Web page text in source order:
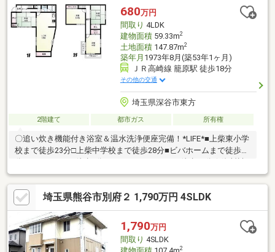
い致します。※ハザードマップ0.0ｍ～0.5ｍに該当しております。
680万円
間取り 4LDK
建物面積59.33m2
土地面積147.87m2
築年月 1973年8月(築53年1ヶ月)
ＪＲ高崎線 籠原駅 徒歩18分
その他の交通
埼玉県深谷市東方
2階建て 都市ガス 所有権
〇追い炊き機能付き浴室＆温水洗浄便座完備！*LIFE*■上柴東小学
校まで徒歩23分□上柴中学校まで徒歩28分■ビバホームまで徒歩6
求・予約見学など、お気軽にご連絡ください☆
埼玉県熊谷市別府２ 1,790万円 4SLDK
1,790万円
間取り 4SLDK
2